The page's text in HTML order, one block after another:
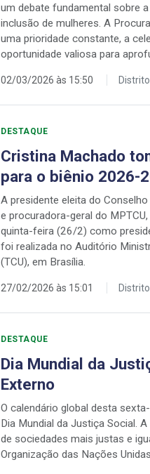
um debate fundamental sobre
inclusão de mulheres. A
uma prioridade constante, a
oportunidade valiosa para
02/03/2026 às 15:50
DESTAQUE
Cristina Machado
para o biênio 2026-
A presidente eleita do
e procuradora-geral do
quinta-feira (26/2) como
foi realizada no Auditório
(TCU), em Brasília.
27/02/2026 às 15:01
DESTAQUE
Dia Mundial da
Externo
O calendário global desta
Dia Mundial da Justiça Social.
de sociedades mais justas e
Organização das Nações